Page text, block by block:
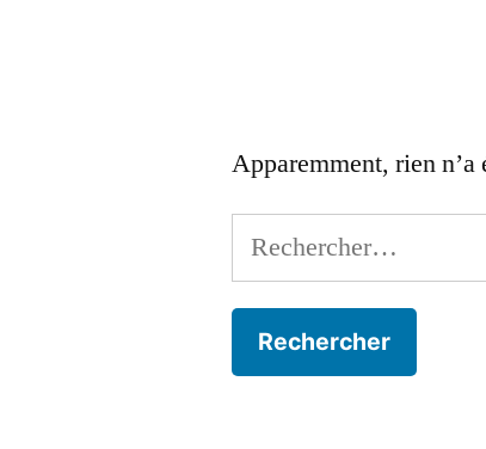
Apparemment, rien n’a
Rechercher :